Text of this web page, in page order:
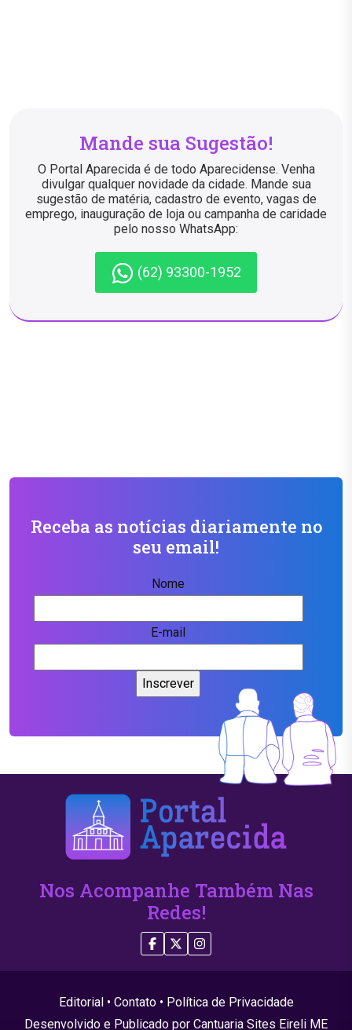
Mande sua Sugestão!
O Portal Aparecida é de todo Aparecidense. Venha
divulgar qualquer novidade da cidade. Mande sua
sugestão de matéria, cadastro de evento, vagas de
emprego, inauguração de loja ou campanha de caridade
pelo nosso WhatsApp:
(62) 93300-1952
Receba as notícias diariamente no
seu email!
Nome
E-mail
Nos Acompanhe Também Nas
Redes!
Editorial• Contato• Política de Privacidade
Desenvolvido e Publicado por Cantuaria Sites Eireli ME